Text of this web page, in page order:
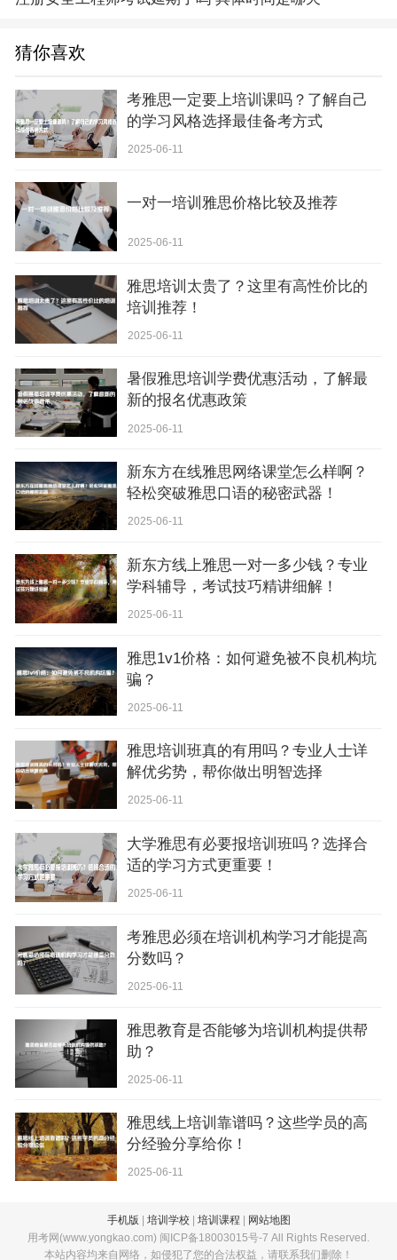
猜你喜欢
考雅思一定要上培训课吗？了解自己
的学习风格选择最佳备考方式
2025-06-11
一对一培训雅思价格比较及推荐
2025-06-11
雅思培训太贵了？这里有高性价比的
培训推荐！
2025-06-11
暑假雅思培训学费优惠活动，了解最
新的报名优惠政策
2025-06-11
新东方在线雅思网络课堂怎么样啊？
轻松突破雅思口语的秘密武器！
2025-06-11
新东方线上雅思一对一多少钱？专业
学科辅导，考试技巧精讲细解！
2025-06-11
雅思1v1价格：如何避免被不良机构坑
骗？
2025-06-11
雅思培训班真的有用吗？专业人士详
解优劣势，帮你做出明智选择
2025-06-11
大学雅思有必要报培训班吗？选择合
适的学习方式更重要！
2025-06-11
考雅思必须在培训机构学习才能提高
分数吗？
2025-06-11
雅思教育是否能够为培训机构提供帮
助？
2025-06-11
雅思线上培训靠谱吗？这些学员的高
分经验分享给你！
2025-06-11
手机版 | 培训学校| 培训课程 | 网站地图
用考网(www.yongkao.com) 闽ICP备18003015号-7 All Rights Reserved.
本站内容均来自网络，如侵犯了您的合法权益，请联系我们删除！